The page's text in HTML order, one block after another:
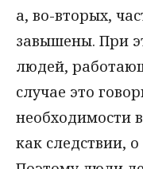
а, во-вторых,
завышены. При
людей,
случае это
необходимости
как следствии,